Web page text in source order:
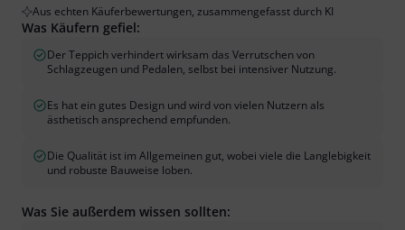
Aus echten Käuferbewertungen, zusammengefasst durch KI
Was Käufern gefiel:
Der Teppich verhindert wirksam das Verrutschen von
Schlagzeugen und Pedalen, selbst bei intensiver Nutzung.
Es hat ein gutes Design und wird von vielen Nutzern als
ästhetisch ansprechend empfunden.
Die Qualität ist im Allgemeinen gut, wobei viele die Langlebigkeit
und robuste Bauweise loben.
Was Sie außerdem wissen sollten: